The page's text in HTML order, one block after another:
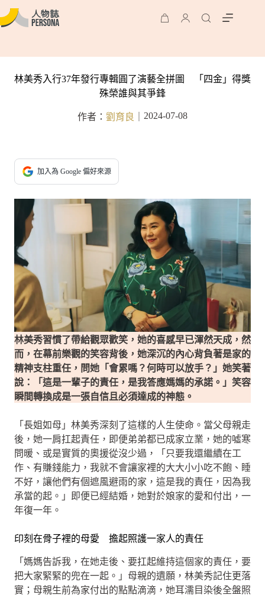
林美秀入行37年發行專輯圓了演藝全拼圖 「四金」得獎
殊榮誰與其爭鋒
作者： 劉育良 2024-07-08
加入為 Google 偏好來源
林美秀習慣了帶給觀眾歡笑，她的喜感早已渾然天成，然
而，在幕前樂觀的笑容背後，她深沉的內心背負著是家的
精神支柱重任，問她「會累嗎？何時可以放手？」她笑著
說：「這是一輩子的責任，是我答應媽媽的承諾。」笑容
瞬間轉換成是一張自信且必須達成的神態。
「長姐如母」林美秀深刻了這樣的人生使命。當父母親走
後，她一肩扛起責任，即便弟弟都已成家立業，她的噓寒
問暖、或是實質的奧援從沒少過，「只要我還繼續在工
作、有賺錢能力，我就不會讓家裡的大大小小吃不飽、睡
不好，讓他們有個遮風避雨的家，這是我的責任，因為我
承當的起。」即便已經結婚，她對於娘家的愛和付出，一
年復一年。
印刻在骨子裡的母愛 擔起照護一家人的責任
「媽媽告訴我，在她走後、要扛起維持這個家的責任，要
把大家緊緊的兜在一起。」母親的遺願，林美秀記住更落
實；母親生前為家付出的點點滴滴，她耳濡目染後全盤照